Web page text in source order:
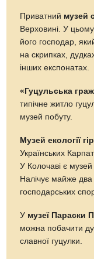
Приватний музей
Верховині. У
його господар,
на скрипках,
інших експонатах.
«Гуцульська
типічне житло
музей побуту.
Музей екології
Українських
У Колочаві є
Налічує майже два
господарських
У музеї Параски
можна побачити
славної гуцулки.